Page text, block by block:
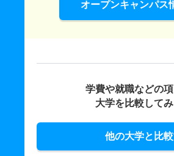
オープンキャンパス
学費や就職などの項
大学を比較してみ
他の大学と比